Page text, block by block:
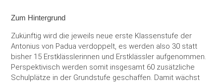
Zum Hintergrund
Zukünftig wird die jeweils neue erste Klassenstufe der
Antonius von Padua verdoppelt, es werden also 30 statt
bisher 15 Erstklässlerinnen und Erstklässler aufgenommen.
Perspektivisch werden somit insgesamt 60 zusätzliche
Schulplätze in der Grundstufe geschaffen. Damit wächst